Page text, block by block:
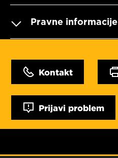
Pravne informacije
Kontakt
Prijavi problem